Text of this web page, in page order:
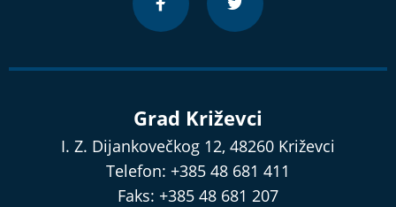
Grad Križevci
I. Z. Dijankovečkog 12, 48260 Križevci
Telefon: +385 48 681 411
Faks: +385 48 681 207